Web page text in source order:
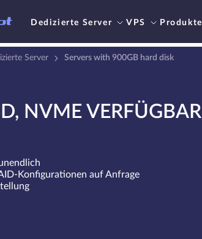
Dedizierte Server VPS Produkte
Server Servers with 900GB hard disk
NVME VERFÜGBAR
Konfigurationen auf Anfrage